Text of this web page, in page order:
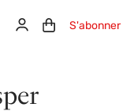
ConnexionPanier (0)
S'abonner